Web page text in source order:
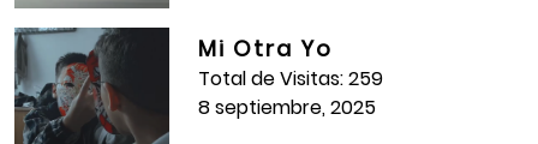
Catalina Rodríguez
Juan Pablo Torres
Mi Otra Yo
Total de Visitas: 259
8 septiembre, 2025